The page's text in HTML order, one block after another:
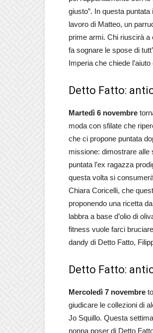
giusto”. In questa
lavoro di Matteo, un
prime armi. Chi riuscirà a
fa sognare le spose di
Imperia che chiede
Detto Fatto:
Martedì 6 novembre
moda con sfilate che
che ci propone puntata
missione: dimostrare alle
puntata l’ex ragazza
questa volta si
Chiara Coricelli, che
proponendo una ricetta
labbra a base d’olio di
fitness vuole farci
dandy di Detto Fatto,
Detto Fatto:
Mercoledì 7 novembre
giudicare le collezioni di
Jo Squillo. Questa
nonna poser di Detto